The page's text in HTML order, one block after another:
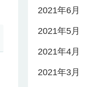
2021年6月
2021年5月
2021年4月
2021年3月